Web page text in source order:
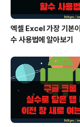
엑셀 Excel 가장 기본
수 사용법에 알아보기